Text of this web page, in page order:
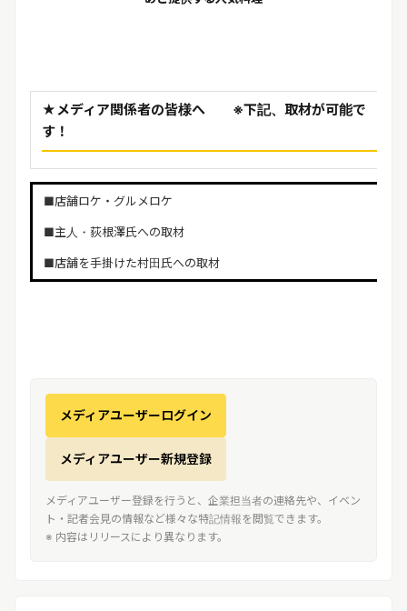
★ メディア関係者の皆様へ ※下記、取材が可能で
す！
■店舗ロケ・グルメロケ
■主人・荻根澤氏への取材
■店舗を手掛けた村田氏への取材
メディアユーザーログイン
メディアユーザー新規登録
メディアユーザー登録を行うと、企業担当者の連絡先や、イベン
ト・記者会見の情報など様々な特記情報を閲覧できます。
※ 内容はリリースにより異なります。